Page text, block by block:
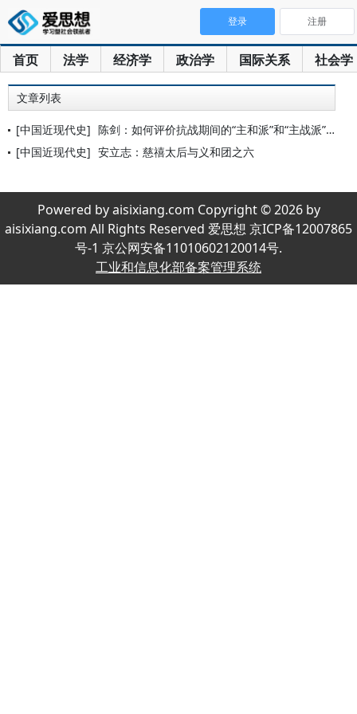
首页 法学 经济学 政治学 国际关系 社会学
登录 注册
文章列表
[中国近现代史] 陈剑：如何评价抗战期间的“主和派”和“主战派”——全面抗战若
[中国近现代史] 安立志：慈禧太后与义和团之六
Powered by aisixiang.com Copyright © 2026 by
aisixiang.com All Rights Reserved 爱思想 京ICP备12007865
号-1 京公网安备11010602120014号.
工业和信息化部备案管理系统